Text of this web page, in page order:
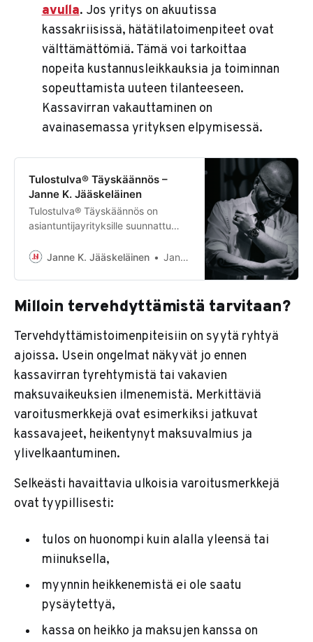
avulla. Jos yritys on akuutissa
kassakriisissä, hätätilatoimenpiteet ovat
välttämättömiä. Tämä voi tarkoittaa
nopeita kustannusleikkauksia ja toiminnan
sopeuttamista uuteen tilanteeseen.
Kassavirran vakauttaminen on
avainasemassa yrityksen elpymisessä.
Tulostulva® Täyskäännös –
Janne K. Jääskeläinen
Tulostulva® Täyskäännös on
asiantuntijayrityksille suunnattu
käännät tappiollisen yrityksen
Janne K. Jääskeläinen Janne K. Jääskeläinen
Milloin tervehdyttämistä tarvitaan?
Tervehdyttämistoimenpiteisiin on syytä ryhtyä
ajoissa. Usein ongelmat näkyvät jo ennen
kassavirran tyrehtymistä tai vakavien
maksuvaikeuksien ilmenemistä. Merkittäviä
varoitusmerkkejä ovat esimerkiksi jatkuvat
kassavajeet, heikentynyt maksuvalmius ja
ylivelkaantuminen.
Selkeästi havaittavia ulkoisia varoitusmerkkejä
ovat tyypillisesti:
tulos on huonompi kuin alalla yleensä tai
miinuksella,
myynnin heikkenemistä ei ole saatu
pysäytettyä,
kassa on heikko ja maksujen kanssa on